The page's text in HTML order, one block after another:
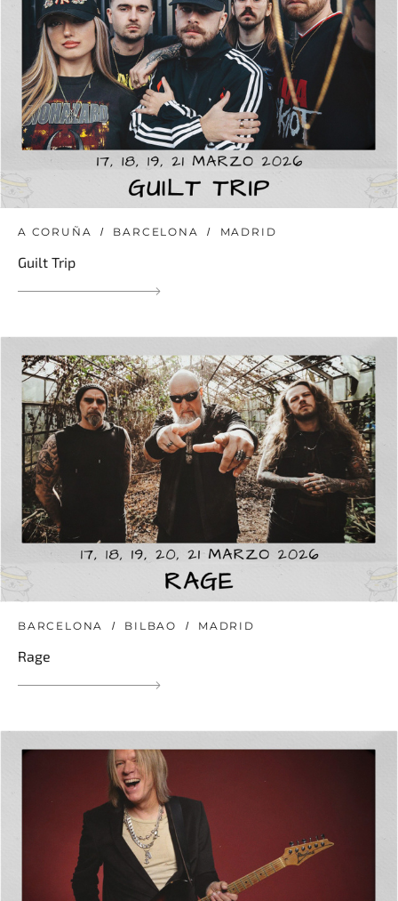
A CORUÑA BARCELONA MADRID
Guilt Trip
BARCELONA BILBAO MADRID
Rage